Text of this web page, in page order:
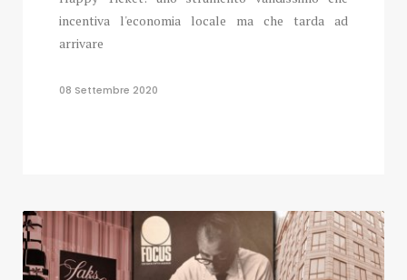
incentiva l'economia locale ma che tarda ad
arrivare
08 Settembre 2020